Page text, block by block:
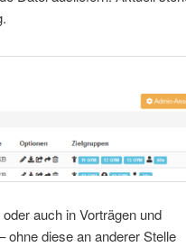
auch in Vorträgen und
ohne diese an anderer Stelle